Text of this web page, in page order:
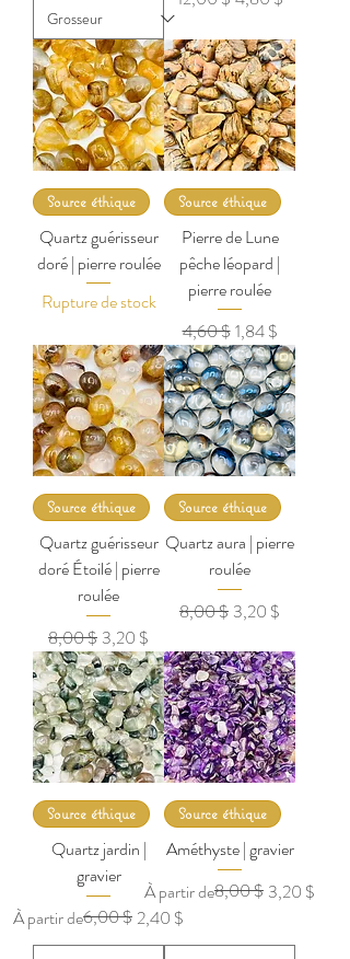
Source éthique
Quartz guérisseur
doré | pierre roulée
Rupture de stock
Source éthique
Pierre de Lune
pêche léopard |
pierre roulée
Prix original
4,60 $Prix promotionnel
1,84 $
Source éthique
Quartz guérisseur
doré Étoilé | pierre
roulée
Prix original
8,00 $ Prix promotionnel
3,20 $
Source éthique
Quartz aura | pierre
roulée
Prix original
8,00 $ Prix promotionnel
3,20 $
Source éthique
Quartz jardin |
gravier
À partir de
Prix original6,00 $ 2,40 $
Prix promotionnel
Source éthique
Améthyste | gravier
À partir de
Prix original8,00 $ 3,20 $
Prix promotionnel